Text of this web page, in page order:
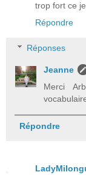
trop fort ce
Répondre
Réponses
Jeanne
Merci
Répondre